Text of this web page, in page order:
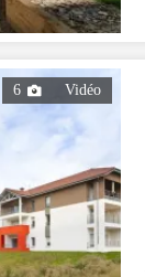
6 Vidéo